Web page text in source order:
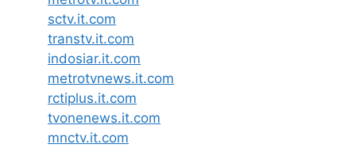
sctv.it.com
transtv.it.com
indosiar.it.com
metrotvnews.it.com
rctiplus.it.com
tvonenews.it.com
mnctv.it.com